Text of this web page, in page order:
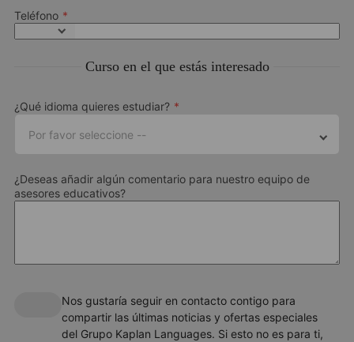
Teléfono
Curso en el que estás interesado
¿Qué idioma quieres estudiar?
Por favor seleccione --
¿Deseas añadir algún comentario para nuestro equipo de
asesores educativos?
Nos gustaría seguir en contacto contigo para
compartir las últimas noticias y ofertas especiales
del Grupo Kaplan Languages. Si esto no es para ti,